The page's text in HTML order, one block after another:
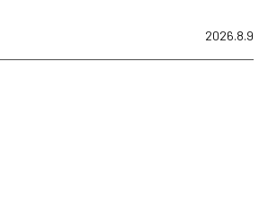
2026.8.9